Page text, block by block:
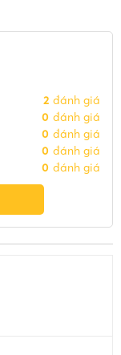
2 đánh giá
0 đánh giá
0 đánh giá
0 đánh giá
0 đánh giá